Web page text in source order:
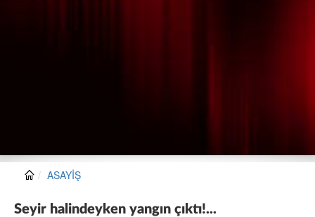
ASAYİŞ
Seyir halindeyken yangın çıktı!...